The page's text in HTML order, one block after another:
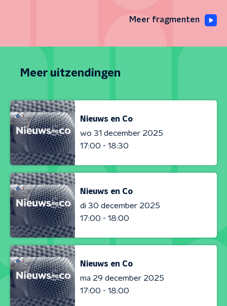
Meer fragmenten
Meer uitzendingen
Nieuws en Co
wo 31 december 2025
17:00 - 18:30
Nieuws en Co
di 30 december 2025
17:00 - 18:00
Nieuws en Co
ma 29 december 2025
17:00 - 18:00